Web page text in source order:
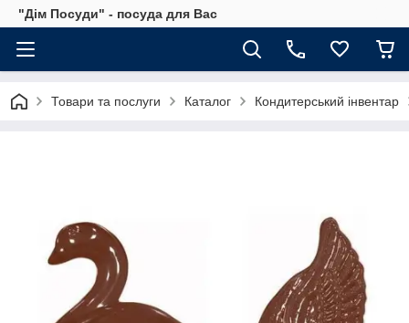
"Дім Посуди" - посуда для Вас
Товари та послуги Каталог Кондитерський інвентар